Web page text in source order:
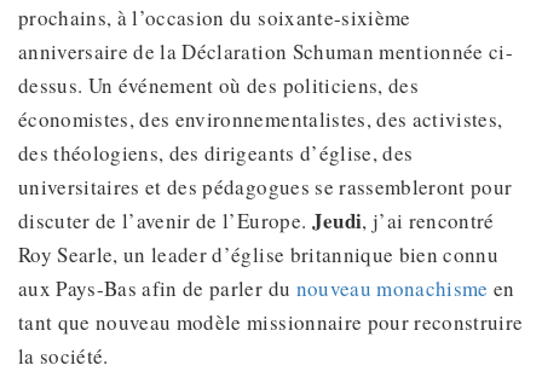
prochains, à l’occasion du soixante-sixième
anniversaire de la Déclaration Schuman mentionnée ci-
dessus. Un événement où des politiciens, des
économistes, des environnementalistes, des activistes,
des théologiens, des dirigeants d’église, des
universitaires et des pédagogues se rassembleront pour
discuter de l’avenir de l’Europe. Jeudi, j’ai rencontré
Roy Searle, un leader d’église britannique bien connu
aux Pays-Bas afin de parler du nouveau monachisme en
tant que nouveau modèle missionnaire pour reconstruire
la société.